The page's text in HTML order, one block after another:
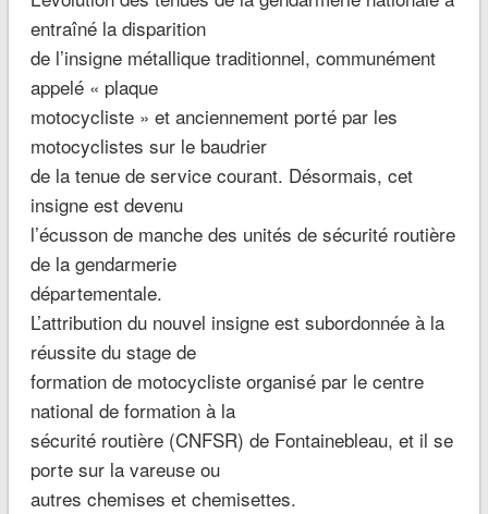
entraîné la disparition
de l’insigne métallique traditionnel, communément
appelé « plaque
motocycliste » et anciennement porté par les
motocyclistes sur le baudrier
de la tenue de service courant. Désormais, cet
insigne est devenu
l’écusson de manche des unités de sécurité routière
de la gendarmerie
départementale.
L’attribution du nouvel insigne est subordonnée à la
réussite du stage de
formation de motocycliste organisé par le centre
national de formation à la
sécurité routière (CNFSR) de Fontainebleau, et il se
porte sur la vareuse ou
autres chemises et chemisettes.